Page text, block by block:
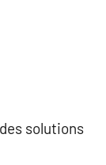
solutions